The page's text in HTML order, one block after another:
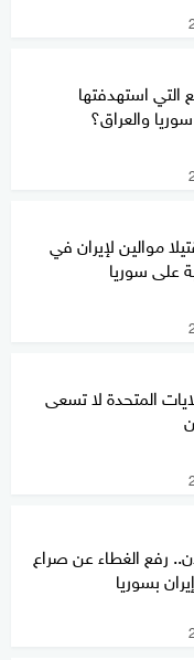
التي استهدفتها
والعراق؟
18 قتيلا موالين لإيران في
على سوريا
المتحدة لا تسعى
رفع الغطاء عن صراع
بسوريا